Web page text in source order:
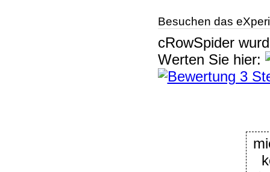
Besuchen das
cRowSpider
Werten Sie hier: